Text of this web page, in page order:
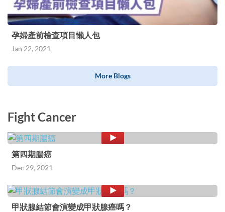
孕婦產前檢查項目懶人包
Jan 22, 2021
More Blogs
Fight Cancer
第四期腸癌
Dec 29, 2021
甲狀腺結節會演變成甲狀腺癌嗎？